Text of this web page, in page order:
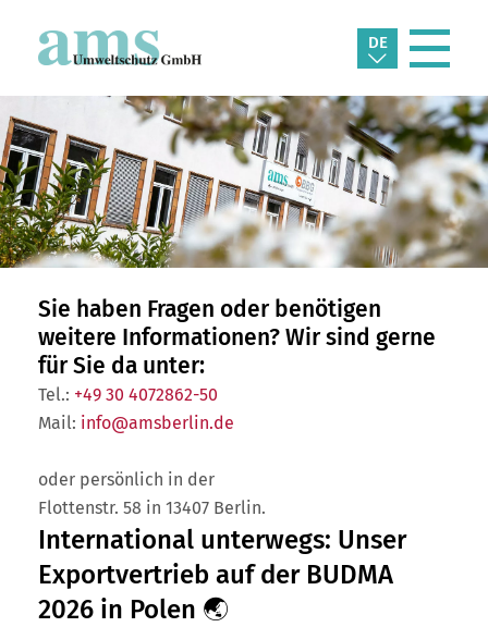
DE
Sie haben Fragen oder benötigen
weitere Informationen? Wir sind gerne
für Sie da unter:
Tel.: +49 30 4072862-50
Mail: info@amsberlin.de
oder persönlich in der
Flottenstr. 58 in 13407 Berlin.
International unterwegs: Unser
Exportvertrieb auf der BUDMA
2026 in Polen 🌏